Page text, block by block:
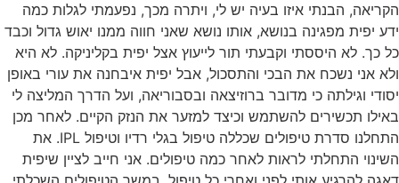
הקריאה, הבנתי איזו בעיה יש לי, ויתרה מכך, נפעמתי לגלות כמה
ידע יפית מפגינה בנושא, אותו נושא שאני חווה ממנו יאוש גדול וכבד
כל כך. לא היססתי וקבעתי תור לייעוץ אצל יפית בקליניקה. לא היא
ולא אני נשכח את הבכי והתסכול, אבל יפית איבחנה את עורי באופן
יסודי וגילתה כי מדובר ברוזיצאה ובסבוריאה, ועל הדרך המליצה לי
באילו תכשירים להשתמש וכיצד למזער את הנזק הקיים. לאחר מכן
התחלנו סדרת טיפולים שכללה טיפול בגלי רדיו וטיפול IPL. את
השינוי התחלתי לראות לאחר כמה טיפולים. אני חייב לציין שיפית